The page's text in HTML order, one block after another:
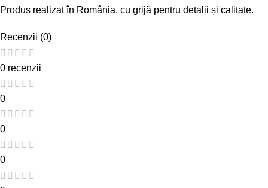
Produs realizat în România, cu grijă pentru detalii și calitate.
Recenzii (0)
0 recenzii
0
0
0